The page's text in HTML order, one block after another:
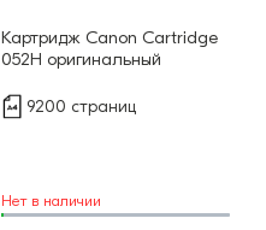
Картридж Canon Cartridge
052H оригинальный
9200 страниц
Нет в наличии